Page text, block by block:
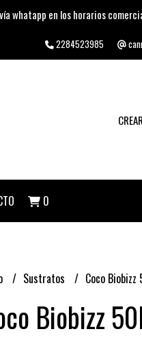
whatapp en los horarios
2284523985
0
Sustratos Coco Biobizz
Biobizz